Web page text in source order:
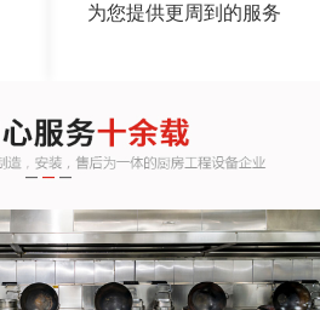
为您提供更周到的服务